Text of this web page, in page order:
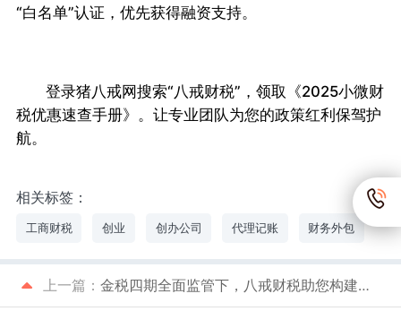
“白名单”认证，优先获得融资支持。
登录猪八戒网搜索“八戒财税”，领取《2025小微财
税优惠速查手册》。让专业团队为您的政策红利保驾护
航。
相关标签：
工商财税 创业 创办公司 代理记账 财务外包
上一篇： 金税四期全面监管下，八戒财税助您构建财税安全屏障